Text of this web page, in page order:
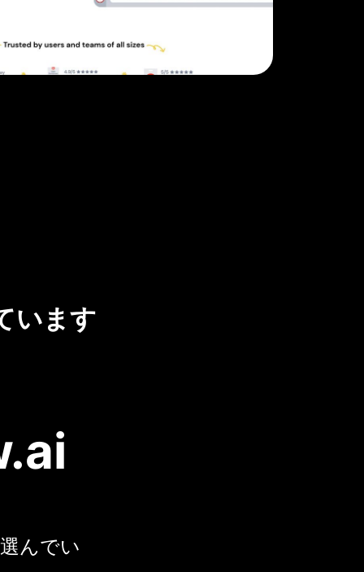
います
んでい